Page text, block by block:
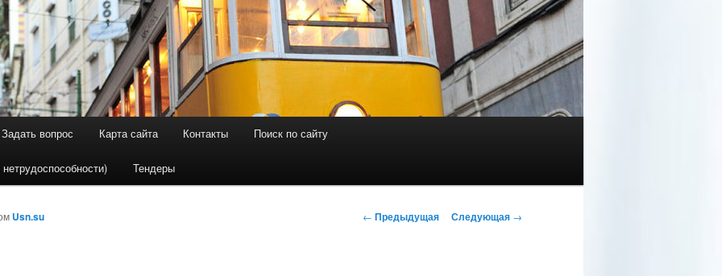
содержимому
Задать вопрос Карта сайта Контакты Поиск по сайту
Тендеры
Навигация по записям
← Предыдущая Следующая →
Usn.su